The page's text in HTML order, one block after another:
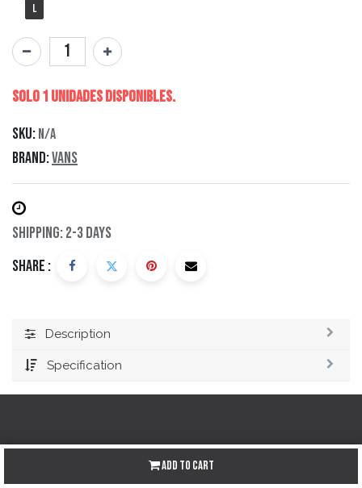
L
Add to Cart
Solo 1 Unidades disponibles.
SKU:N/A
Brand:Vans
Shipping: 2-3 Days
Share :
Description
Specification